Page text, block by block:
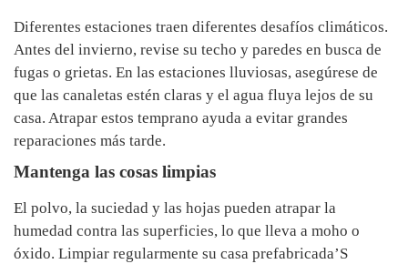
Diferentes estaciones traen diferentes desafíos climáticos.
Antes del invierno, revise su techo y paredes en busca de
fugas o grietas. En las estaciones lluviosas, asegúrese de
que las canaletas estén claras y el agua fluya lejos de su
casa. Atrapar estos temprano ayuda a evitar grandes
reparaciones más tarde.
Mantenga las cosas limpias
El polvo, la suciedad y las hojas pueden atrapar la
humedad contra las superficies, lo que lleva a moho o
óxido. Limpiar regularmente su casa prefabricada’S